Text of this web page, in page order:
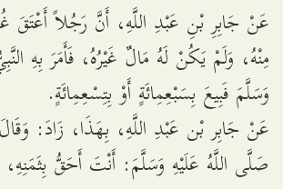
عَنْ جَابِرِ بْنِ عَبْدِ اللَّهِ، أَنَّ رَجُلاً أَعْتَقَ
مِنْهُ، وَلَمْ يَكُنْ لَهُ مَالٌ غَيْرُهُ، فَأَمَرَ بِهِ
وَسَلَّمَ فَبِيعَ بِسَبْعِمِائَةٍ أَوْ بِتِسْعِمِائَةٍ.
عَنْ جَابِر بْن عَبْدِ اللَّهِ، بِهَذَا، زَادَ:
صَلَّى اللَّهُ عَلَيْهِ وَسَلَّمَ: أَنْتَ أَحَقُّ بِثَمَنِهِ،